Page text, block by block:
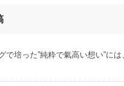
で培った”純粋で氣高い想い”に